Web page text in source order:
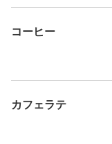
コーヒー
カフェラテ